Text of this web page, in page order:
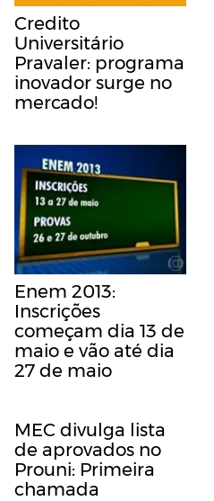
Credito
Universitário
Pravaler: programa
inovador surge no
mercado!
Enem 2013:
Inscrições
começam dia 13 de
maio e vão até dia
27 de maio
MEC divulga lista
de aprovados no
Prouni: Primeira
chamada